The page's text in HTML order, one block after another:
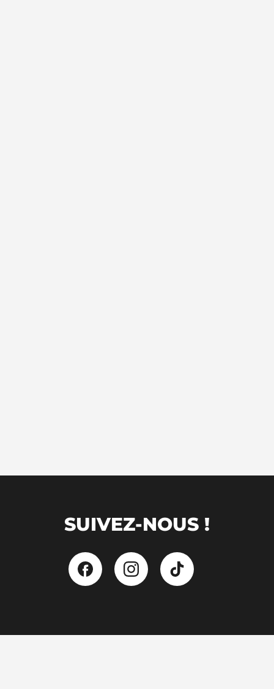
SUIVEZ-NOUS !